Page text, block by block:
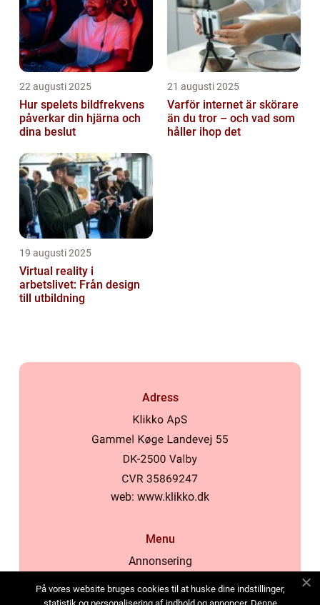
22 augusti 2025
Hur spelets bildfrekvens
påverkar din hjärna och
dina beslut
21 augusti 2025
Varför internet är skörare
än du tror – och vad som
håller ihop det
19 augusti 2025
Virtual reality i
arbetslivet: Från design
till utbildning
Adress
web: www.klikko.dk
Menu
Annonsering
Cookies
På vores website bruges cookies til at huske dine indstillinger,